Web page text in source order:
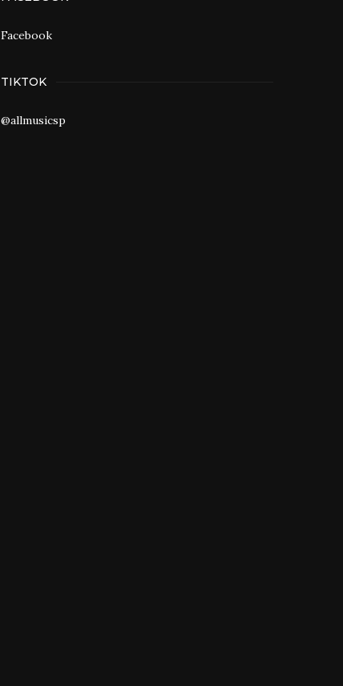
Facebook
TIKTOK
@allmusicsp